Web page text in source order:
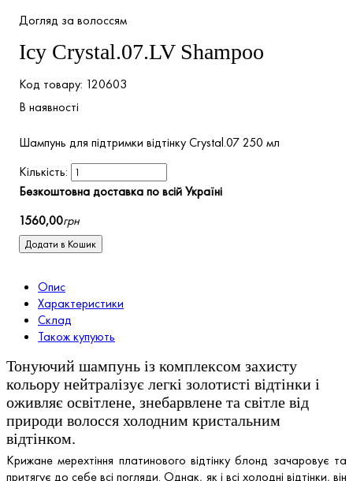
Догляд за волоссям
Icy Crystal.07.LV Shampoo
120603
В наявності
Шампунь для підтримки відтінку Crystal.07 250 мл
Безкоштовна доставка по всій Україні
1560,00грн
Додати в Кошик
Опис
Характеристики
Склад
Також купують
Тонуючий шампунь із комплексом захисту
кольору нейтралізує легкі золотисті відтінки і
оживляє освітлене, знебарвлене та світле від
природи волосся холодним кристальним
відтінком.
Крижане мерехтіння платинового відтінку блонд зачаровує та
притягує до себе всі погляди. Однак, як і всі холодні відтінки, він